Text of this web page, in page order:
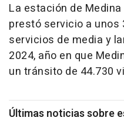
La estación de
prestó servicio a unos
servicios de media y
2024, año en que
un tránsito de 44.730
Últimas noticias sobre